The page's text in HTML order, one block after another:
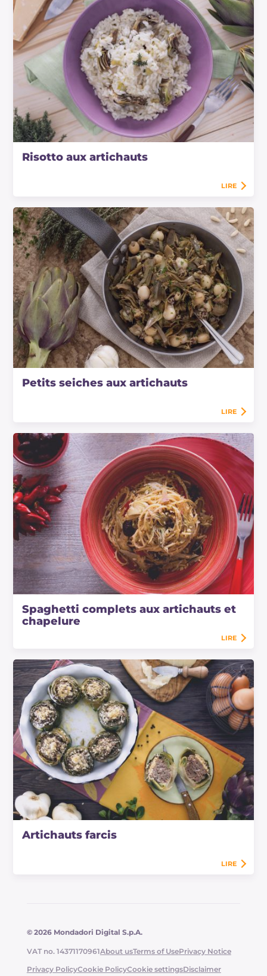
Risotto aux artichauts
LIRE
Petits seiches aux artichauts
LIRE
Spaghetti complets aux artichauts et
chapelure
LIRE
Artichauts farcis
LIRE
© 2026 Mondadori Digital S.p.A.
VAT no. 14371170961About usTerms of UsePrivacy Notice
Privacy PolicyCookie PolicyCookie settingsDisclaimer